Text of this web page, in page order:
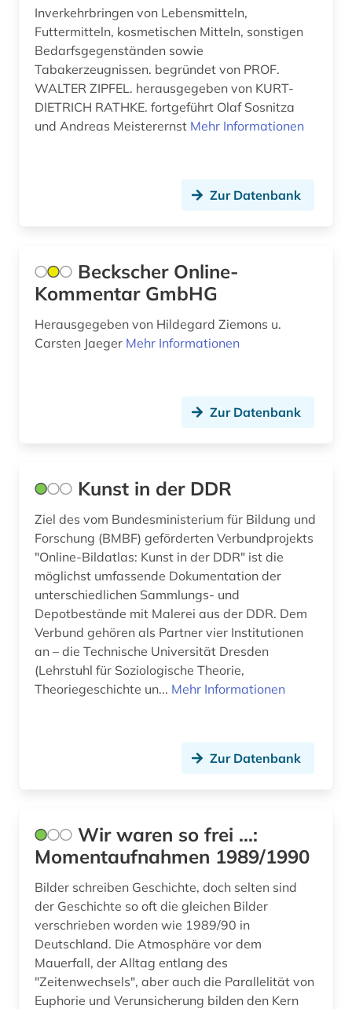
deutschland. bundesministerium des inneren
(1)
deutschlandbild (1)
diplomatie (1)
dissens (1)
einrichtung (1)
entscheidungssammlung (1)
europa (1)
feldpost (1)
feminismus (1)
fid asien (1)
film (6)
filmarchiv (1)
forschungsbibliothek gotha (1)
frauenbewegung (1)
frauenforschung (1)
freie deutsche jugend (1)
fremdwort (1)
Inverkehrbringen von Lebensmitteln,
Futtermitteln, kosmetischen Mitteln, sonstigen
Bedarfsgegenständen sowie
Tabakerzeugnissen. begründet von PROF.
WALTER ZIPFEL. herausgegeben von KURT-
DIETRICH RATHKE. fortgeführt Olaf Sosnitza
und Andreas Meisterernst Mehr Informationen
Zur Datenbank
Beckscher Online-
Kommentar GmbHG
Herausgegeben von Hildegard Ziemons u.
Carsten Jaeger Mehr Informationen
Zur Datenbank
Kunst in der DDR
Ziel des vom Bundesministerium für Bildung und
Forschung (BMBF) geförderten Verbundprojekts
"Online-Bildatlas: Kunst in der DDR" ist die
möglichst umfassende Dokumentation der
unterschiedlichen Sammlungs- und
Depotbestände mit Malerei aus der DDR. Dem
Verbund gehören als Partner vier Institutionen
an – die Technische Universität Dresden
(Lehrstuhl für Soziologische Theorie,
Theoriegeschichte un... Mehr Informationen
Zur Datenbank
Wir waren so frei ...:
Momentaufnahmen 1989/1990
Bilder schreiben Geschichte, doch selten sind
der Geschichte so oft die gleichen Bilder
verschrieben worden wie 1989/90 in
Deutschland. Die Atmosphäre vor dem
Mauerfall, der Alltag entlang des
"Zeitenwechsels", aber auch die Parallelität von
Euphorie und Verunsicherung bilden den Kern